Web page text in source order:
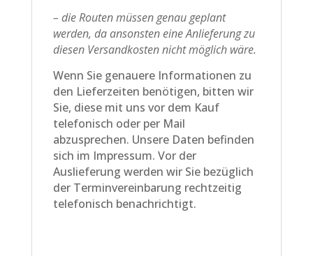
– die Routen müssen genau geplant
werden, da ansonsten eine Anlieferung zu
diesen Versandkosten nicht möglich wäre.
Wenn Sie genauere Informationen zu
den Lieferzeiten benötigen, bitten wir
Sie, diese mit uns vor dem Kauf
telefonisch oder per Mail
abzusprechen. Unsere Daten befinden
sich im Impressum. Vor der
Auslieferung werden wir Sie bezüglich
der Terminvereinbarung rechtzeitig
telefonisch benachrichtigt.